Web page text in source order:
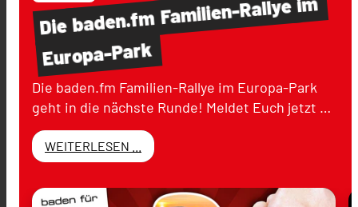
Diebaden.fmFamilien-Rallye
Europa-Park
Die baden.fm Familien-Rallye im Europa-Park
geht in die nächste Runde! Meldet Euch jetzt …
WEITERLESEN ...